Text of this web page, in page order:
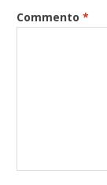
Commento*